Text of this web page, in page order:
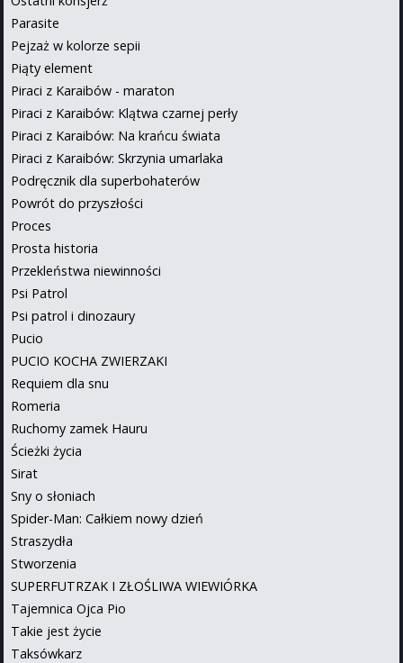
Parasite
Pejzaż w kolorze sepii
Piąty element
Piraci z Karaibów - maraton
Piraci z Karaibów: Klątwa czarnej perły
Piraci z Karaibów: Na krańcu świata
Piraci z Karaibów: Skrzynia umarlaka
Podręcznik dla superbohaterów
Powrót do przyszłości
Proces
Prosta historia
Przekleństwa niewinności
Psi Patrol
Psi patrol i dinozaury
Pucio
PUCIO KOCHA ZWIERZAKI
Requiem dla snu
Romeria
Ruchomy zamek Hauru
Ścieżki życia
Sirat
Sny o słoniach
Spider-Man: Całkiem nowy dzień
Straszydła
Stworzenia
SUPERFUTRZAK I ZŁOŚLIWA WIEWIÓRKA
Tajemnica Ojca Pio
Takie jest życie
Taksówkarz